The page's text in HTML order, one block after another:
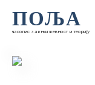
ПОЉА
часопис за књижевност и теорију